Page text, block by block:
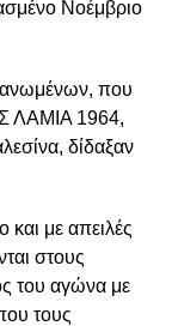
Νοέμβριο
που
ΛΑΜΙΑ 1964,
δίδαξαν
και με απειλές
στους
του αγώνα με
τους